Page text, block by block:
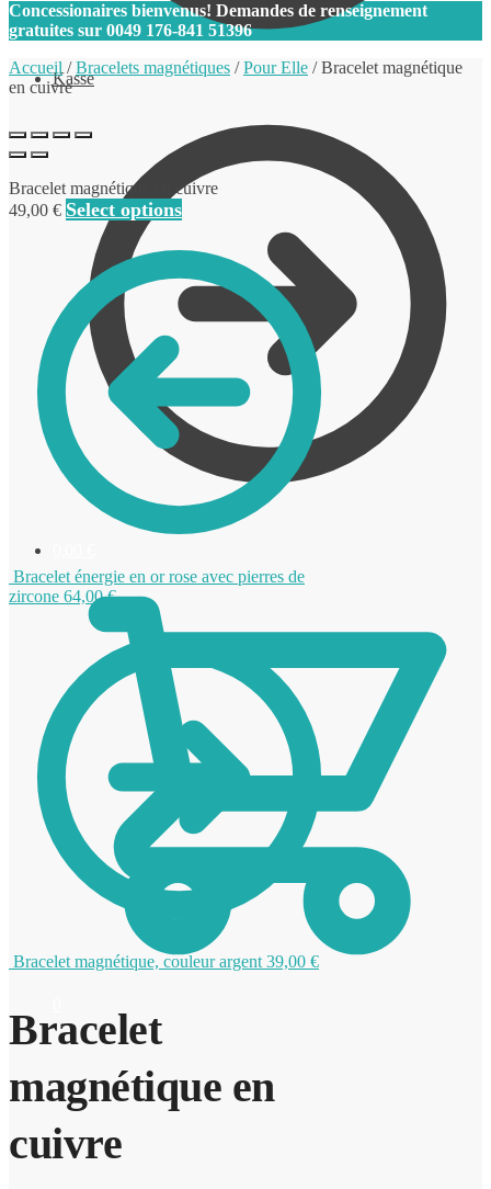
Kasse
Concessionaires bienvenus! Demandes de renseignement
gratuites sur 0049 176-841 51396
Accueil /Bracelets magnétiques /Pour Elle /Bracelet magnétique
en cuivre
Bracelet magnétique en cuivre
49,00 € Select options
Bracelet énergie en or rose avec pierres de
zircone 64,00€
Bracelet magnétique, couleur argent 39,00 €
Bracelet
magnétique en
cuivre